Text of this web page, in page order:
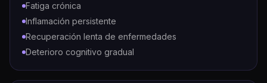
Fatiga crónica
Inflamación persistente
Recuperación lenta de enfermedades
Deterioro cognitivo gradual